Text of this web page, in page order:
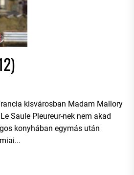
kisvárosban Madam Mallory
Saule Pleureur-nek nem akad
konyhában egymás után